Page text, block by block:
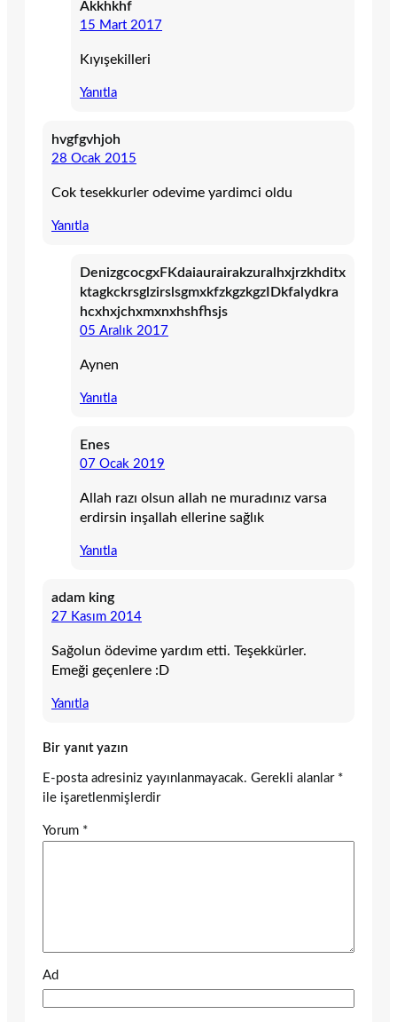
Akkhkhf
15 Mart 2017
Kıyışekilleri
Yanıtla
hvgfgvhjoh
28 Ocak 2015
Cok tesekkurler odevime yardimci oldu
Yanıtla
DenizgcocgxFKdaiaurairakzuralhxjrzkhditx
ktagkckrsglzirslsgmxkfzkgzkgzIDkfalydkra
hcxhxjchxmxnxhshfhsjs
05 Aralık 2017
Aynen
Yanıtla
Enes
07 Ocak 2019
Allah razı olsun allah ne muradınız varsa
erdirsin inşallah ellerine sağlık
Yanıtla
adam king
27 Kasım 2014
Sağolun ödevime yardım etti. Teşekkürler.
Emeği geçenlere :D
Yanıtla
Bir yanıt yazın
E-posta adresiniz yayınlanmayacak. Gerekli alanlar *
ile işaretlenmişlerdir
Yorum *
Ad